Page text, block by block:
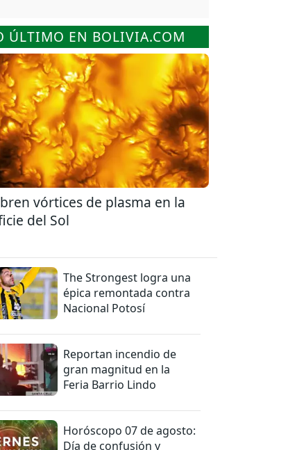
ÚLTIMO EN BOLIVIA.COM
vórtices de plasma en la
del Sol
The Strongest logra una
épica remontada contra
Nacional Potosí
Reportan incendio de
gran magnitud en la
Feria Barrio Lindo
Horóscopo 07 de agosto:
Día de confusión y